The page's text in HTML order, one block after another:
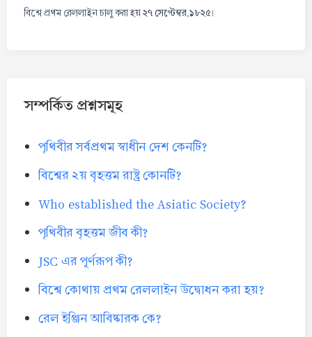
বিশ্বে প্রথম রেললাইন চালু করা হয়২৭ সেপ্টেম্বর,১৮২৫।
সম্পর্কিত প্রশ্নসমূহ
পৃথিবীর সর্বপ্রথম স্বাধীন দেশ কেনটি?
বিশ্বের ২য় বৃহত্তম রাষ্ট্র কোনটি?
Who established the Asiatic Society?
পৃথিবীর বৃহত্তম জীব কী?
JSC এর পূর্ণরূপ কী?
বিশ্বে কোথায় প্রথম রেললাইন উদ্বোধন করা হয়?
রেল ইঞ্জিন আবিষ্কারক কে?